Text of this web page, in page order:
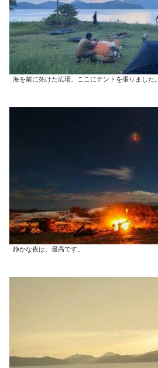
海を前に拓けた広場。ここにテントを張りました。
静かな夜は、最高です。